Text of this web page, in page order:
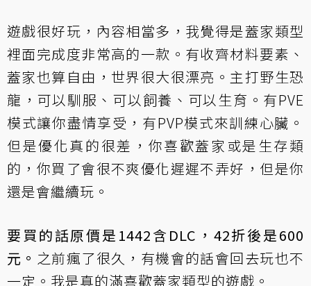
遊戲很好玩，內容相當多，我覺得是蓋家類型
裡面完成度非常高的一款。有收齊材料要素、
蓋家也算自由，世界很大很漂亮。主打野生恐
龍，可以馴服、可以飼養、可以生育。有PVE
模式讓你盡情享受，有PVP模式來訓練心臟。
但是優化真的很差，你喜歡蓋家或是生存類
的，你買了會很不爽優化遲遲不弄好，但是你
還是會繼續玩。
要買的話原價是1442含DLC，42折後是600
元。 之前瘋了很久，有機會的話會回去玩也不
一定。我是真的滿喜歡蓋家類型的遊戲。